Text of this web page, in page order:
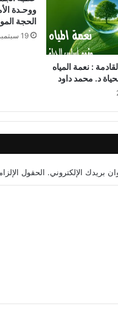
: نعمة المياه
د. محمد داود
الحجة الموافق
19 سبتمبر,2014
بريدك الإلكتروني. الحقول